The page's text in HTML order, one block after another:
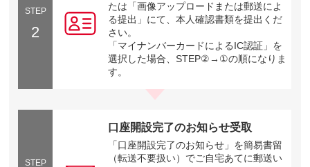
STEP
2
たは「画像アップロードまたは郵送によ
る提出」にて、本人確認書類を提出くだ
さい。
「マイナンバーカードによるIC認証」を
選択した場合、STEP②→①の順になりま
す。
STEP
口座開設完了のお知らせ受取
「口座開設完了のお知らせ」を簡易書留
（転送不要扱い）でご自宅あてに郵送い